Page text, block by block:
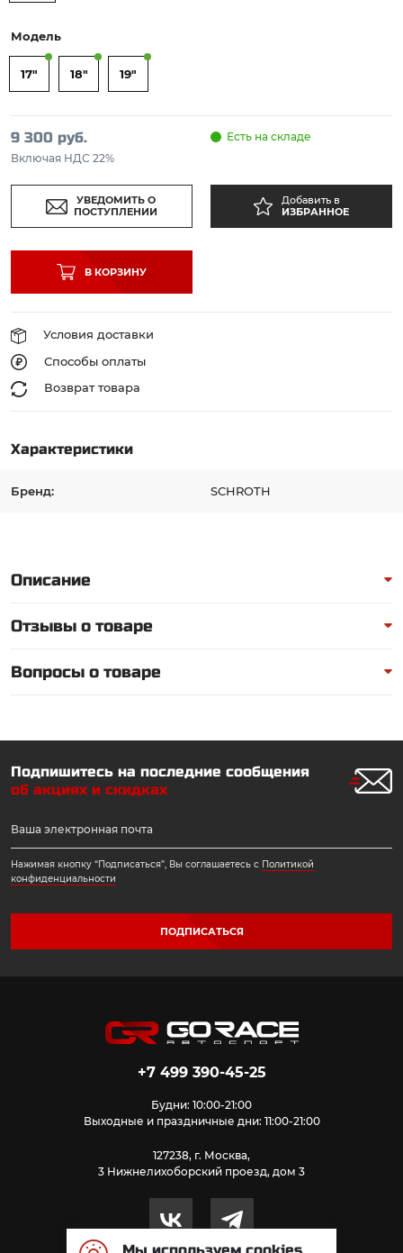
Модель
17" 18" 19"
Есть на складе
9 300 руб.
Включая НДС 22%
В КОРЗИНУ
УВЕДОМИТЬ О
ПОСТУПЛЕНИИ
Добавить в
ИЗБРАННОЕ
Условия доставки
Способы оплаты
Возврат товара
Характеристики
Бренд: SCHROTH
Описание
Отзывы о товаре
Вопросы о товаре
Подпишитесь на последние сообщения
об акциях и скидках
Нажимая кнопку “Подписаться”, Вы соглашаетесь с Политикой
конфиденциальности
ПОДПИСАТЬСЯ
+7 499 390-45-25
Будни: 10:00-21:00
Выходные и праздничные дни: 11:00-21:00
127238, г. Москва,
3 Нижнелихоборский проезд, дом 3